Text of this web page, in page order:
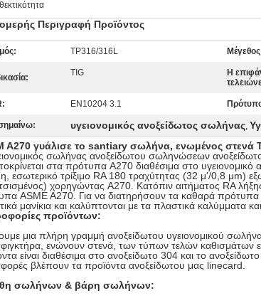
Περιγραφή Προϊόντος
TP316/316L
TIG
Η
EN10204 3.1
υγειονομικός ανοξείδωτος σωλήνας,
A270 γυάλισε το santiary σωλήνα, ενωμένος
σωλήνας ανοξείδωτου σωληνώσεων
στα πρότυπα A270 διαθέσιμα στο
εσωτερικό τρίξιμο RA 180 τραχύτητας (32 μ'/0,8 μm)
χορηγώντας A270. Κατόπιν αιτήματος RA
ASME A270. Για να διατηρήσουν τα καθαρά πρότυπα
μανίκια και καλύπτονται με τα πλαστικά καλύμματα
προϊόντων:
μια πλήρη γραμμή ανοξείδωτου υγειονομικού
ενώνουν στενά, των τύπων τελών καθισμάτων
είναι διαθέσιμα στο ανοξείδωτο 304 και το
βλέπουν τα προϊόντα ανοξείδωτου μας linecard.
σωλήνων & βάρη σωλήνων: